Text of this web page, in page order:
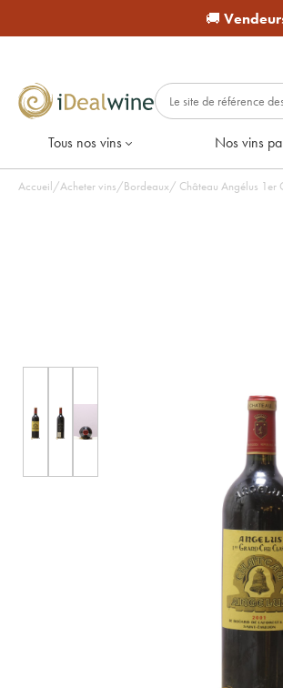
🚚
Tous nos vins Nos vins
Accueil/Acheter vins/Bordeaux/ Château Angélus 1er